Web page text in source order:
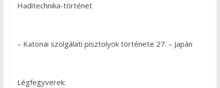
Haditechnika-történet
– Katonai szolgálati pisztolyok története 27. – Japán
Légfegyverek: